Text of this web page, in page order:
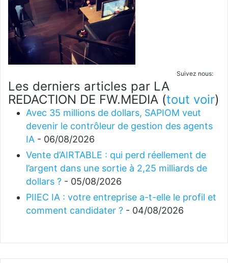
Suivez nous:
Les derniers articles par LA
REDACTION DE FW.MEDIA (tout voir)
Avec 35 millions de dollars, SAPIOM veut
devenir le contrôleur de gestion des agents
IA - 06/08/2026
Vente d’AIRTABLE : qui perd réellement de
l’argent dans une sortie à 2,25 milliards de
dollars ? - 05/08/2026
PIIEC IA : votre entreprise a-t-elle le profil et
comment candidater ? - 04/08/2026